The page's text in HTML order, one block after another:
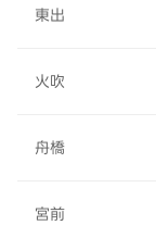
東出
火吹
舟橋
宮前